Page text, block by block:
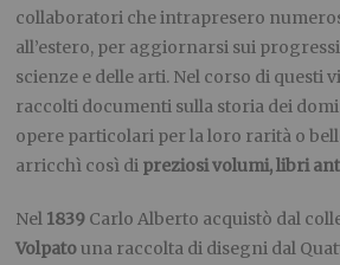
collaboratori che intrapresero
all’estero, per aggiornarsi sui
scienze e delle arti. Nel corso di questi
raccolti documenti sulla storia dei
opere particolari per la loro rarità o
arricchì così di preziosi volumi, libri
Nel 1839 Carlo Alberto acquistò dal
Volpatouna raccolta di disegni dal